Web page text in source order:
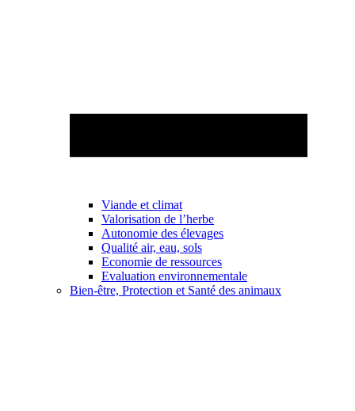
Viande et climat
Valorisation de l’herbe
Autonomie des élevages
Qualité air, eau, sols
Economie de ressources
Evaluation environnementale
Bien-être, Protection et Santé des animaux